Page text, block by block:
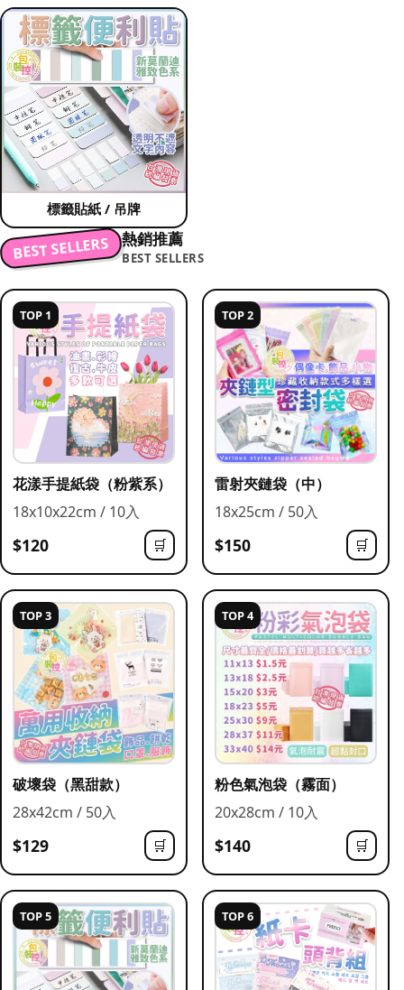
標籤貼紙 / 吊牌
BEST SELLERS 熱銷推薦
BEST SELLERS
TOP 1
花漾手提紙袋（粉紫系）
18x10x22cm / 10入
$120 🛒
TOP 2
雷射夾鏈袋（中）
18x25cm / 50入
$150 🛒
TOP 3
破壞袋（黑甜款）
28x42cm / 50入
$129 🛒
TOP 4
粉色氣泡袋（霧面）
20x28cm / 10入
$140 🛒
TOP 5 TOP 6